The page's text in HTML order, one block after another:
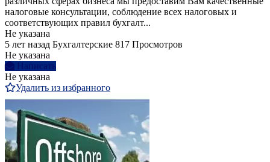
налоговые консультации, соблюдение всех налоговых и
соответствующих правил бухгалт...
Не указана
5 лет назад Бухгалтерские 817 Просмотров
Не указана
Написать
Не указана
Удалить из избранного